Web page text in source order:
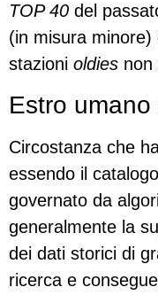
TOP 40 del
(in misura minore)
stazioni oldies non
Estro umano
Circostanza che
essendo il
governato da
generalmente la
dei dati storici di
ricerca e